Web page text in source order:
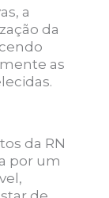
a
da
as
da RN
por um